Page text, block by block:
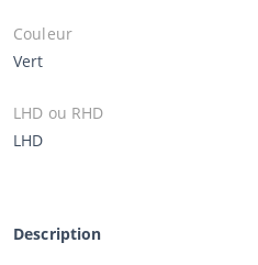
Couleur
Vert
LHD ou RHD
LHD
Description